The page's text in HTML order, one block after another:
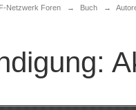
Netzwerk Foren → Buch →